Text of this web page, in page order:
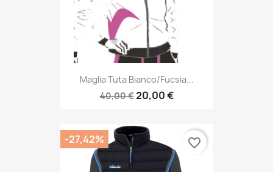
Maglia Tuta Bianco/fucsia...
40,00 €20,00 €
-27,42% favorite_border